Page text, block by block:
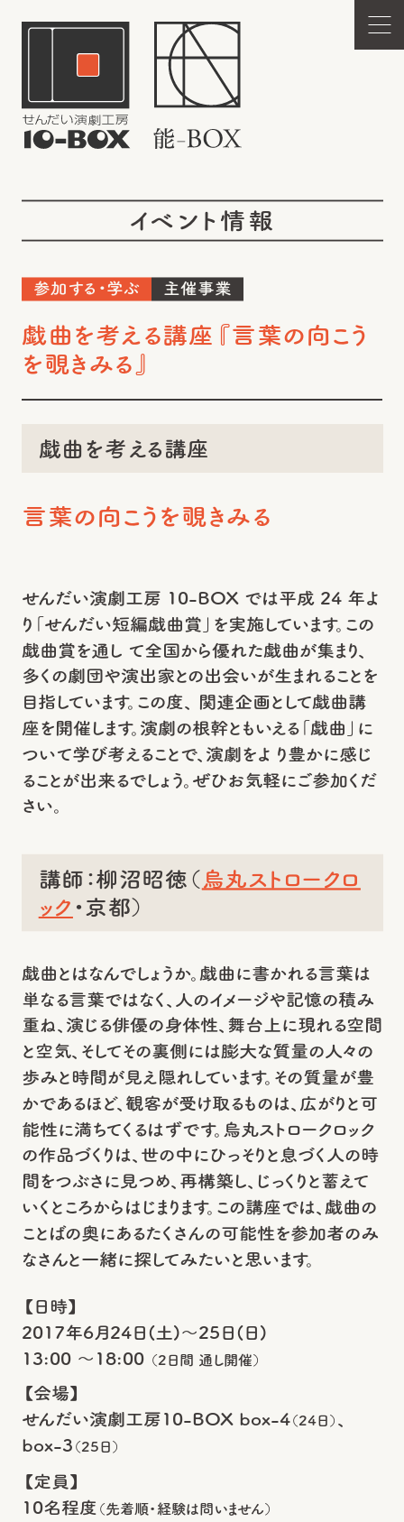
イベント情報
参加する・学ぶ 主催事業
戯曲を考える講座『言葉の向こう
を覗きみる』
戯曲を考える講座
言葉の向こうを覗きみる
せんだい演劇工房 10-BOX では平成 24 年よ
り「せんだい短編戯曲賞」を実施しています。この
戯曲賞を通し て全国から優れた戯曲が集まり、
多くの劇団や演出家との出会いが生まれることを
目指しています。この度、 関連企画として戯曲講
座を開催します。演劇の根幹ともいえる「戯曲」に
ついて学び考えることで、演劇をよ り豊かに感じ
ることが出来るでしょう。ぜひお気軽にご参加くだ
さい。
講師：柳沼昭徳（ 烏丸ストロークロ
ック ・京都）
戯曲とはなんでしょうか。戯曲に書かれる言葉は
単なる言葉ではなく、人のイメージや記憶の積み
重ね、演じる俳優の身体性、舞台上に現れる空間
と空気、そしてその裏側には膨大な質量の人々の
歩みと時間が見え隠れしています。その質量が豊
かであるほど、観客が受け取るものは、広がりと可
能性に満ちてくるはずです。烏丸ストロークロック
の作品づくりは、世の中にひっそりと息づく人の時
間をつぶさに見つめ、再構築し、じっくりと蓄えて
いくところからはじまります。この講座では、戯曲の
ことばの奥にあるたくさんの可能性を参加者のみ
なさんと一緒に探してみたいと思います。
【日時】
2017年6月24日(土)～25日(日)
13:00 ～18:00
（2日間 通し開催）
【会場】
せんだい演劇工房10-BOX box-4（24日）
box-3 （25日）
【定員】
10名程度 （先着順・経験は問いません）